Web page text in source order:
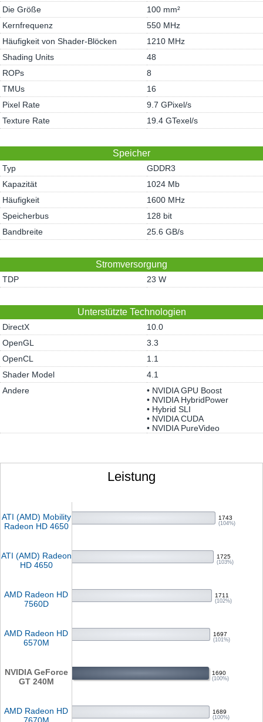
Die Größe
100 mm²
Kernfrequenz
550 MHz
Häufigkeit von Shader-Blöcken
1210 MHz
Shading Units
48
ROPs
8
TMUs
16
Pixel Rate
9.7 GPixel/s
Texture Rate
19.4 GTexel/s
Speicher
Typ
GDDR3
Kapazität
1024 Mb
Häufigkeit
1600 MHz
Speicherbus
128 bit
Bandbreite
25.6 GB/s
Stromversorgung
TDP 23 W
Unterstützte Technologien
DirectX
10.0
OpenGL
3.3
OpenCL
1.1
Shader Model
4.1
Andere
• NVIDIA GPU Boost
• NVIDIA HybridPower
• Hybrid SLI
• NVIDIA CUDA
• NVIDIA PureVideo
Leistung
ATI (AMD) Mobility
Radeon HD 4650
1743
(104%)
ATI (AMD) Radeon
HD 4650
1725
(103%)
AMD Radeon HD
7560D
1711
(102%)
AMD Radeon HD
6570M
1697
(101%)
NVIDIA GeForce
GT 240M
1690
(100%)
AMD Radeon HD
1689
(100%)